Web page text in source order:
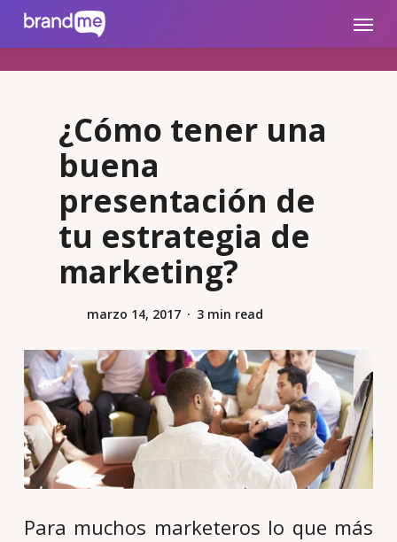
brandme.la Menu
¿Cómo tener una
buena
presentación de
tu estrategia de
marketing?
marzo 14, 2017 3 min read
Para muchos marketeros lo que más